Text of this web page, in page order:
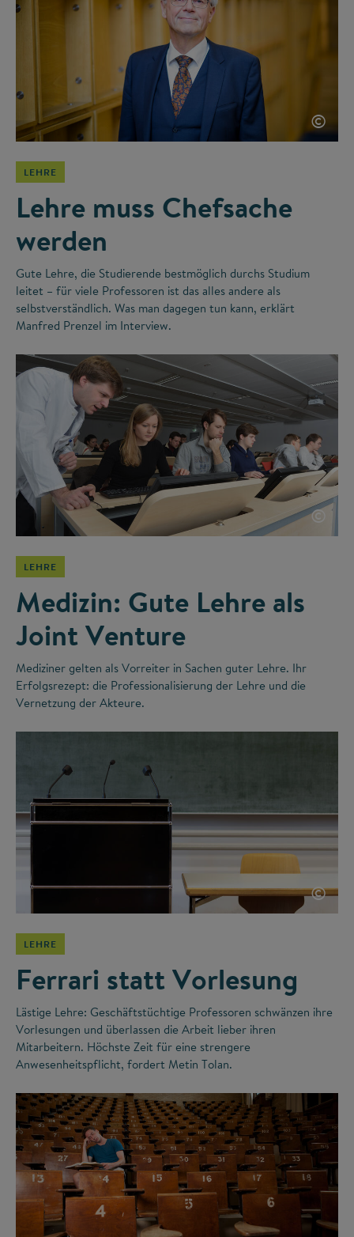
©
LEHRE
Lehre muss Chefsache
werden
Gute Lehre, die Studierende bestmöglich durchs Studium
leitet – für viele Professoren ist das alles andere als
selbstverständlich. Was man dagegen tun kann, erklärt
Manfred Prenzel im Interview.
©
LEHRE
Medizin: Gute Lehre als
Joint Venture
Mediziner gelten als Vorreiter in Sachen guter Lehre. Ihr
Erfolgsrezept: die Professionalisierung der Lehre und die
Vernetzung der Akteure.
©
LEHRE
Ferrari statt Vorlesung
Lästige Lehre: Geschäftstüchtige Professoren schwänzen ihre
Vorlesungen und überlassen die Arbeit lieber ihren
Mitarbeitern. Höchste Zeit für eine strengere
Anwesenheitspflicht, fordert Metin Tolan.